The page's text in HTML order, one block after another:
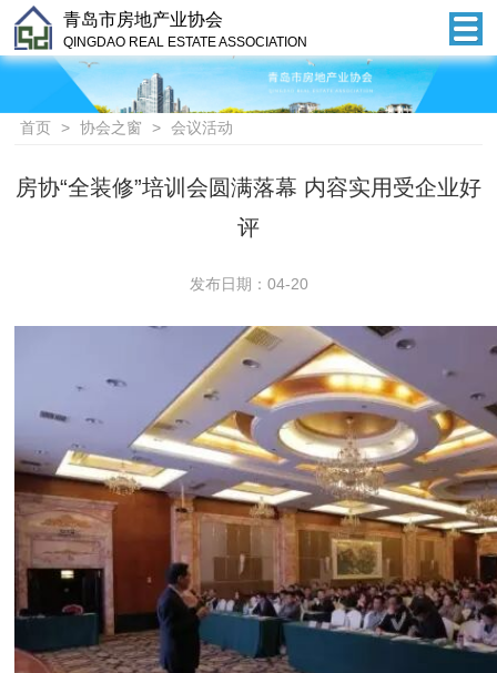
青岛市房地产业协会
QINGDAO REAL ESTATE ASSOCIATION
首页 > 协会之窗 > 会议活动
房协“全装修”培训会圆满落幕 内容实用受企业好
评
发布日期：04-20